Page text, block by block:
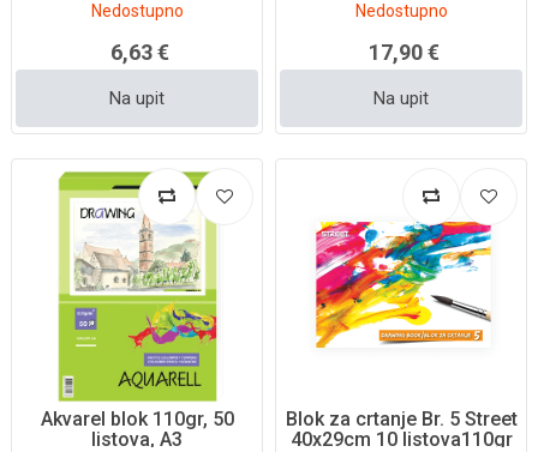
Nedostupno
6,63 €
Na upit
Nedostupno
17,90 €
Na upit
Akvarel blok 110gr, 50
listova, A3
Blok za crtanje Br. 5 Street
40x29cm 10 listova110gr